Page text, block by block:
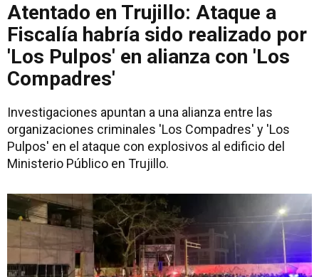
Atentado en Trujillo: Ataque a
Fiscalía habría sido realizado por
'Los Pulpos' en alianza con 'Los
Compadres'
Investigaciones apuntan a una alianza entre las
organizaciones criminales 'Los Compadres' y 'Los
Pulpos' en el ataque con explosivos al edificio del
Ministerio Público en Trujillo.